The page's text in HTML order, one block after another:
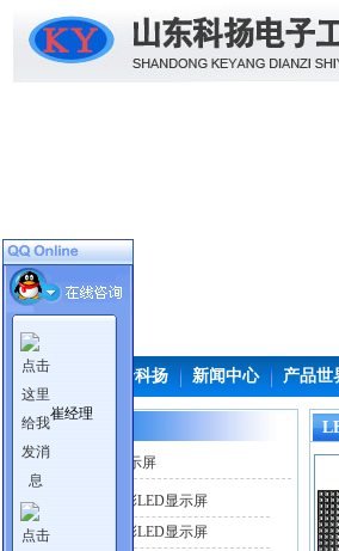
首页 关于科扬 新闻中心 产品世
产品目录
LED电子显示屏
户外全彩LED显示屏
室内全彩LED显示屏
崔经理